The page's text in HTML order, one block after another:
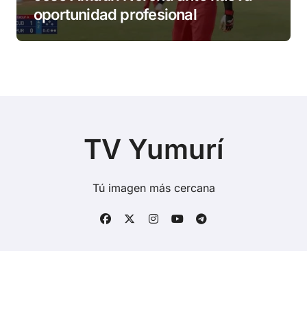
oportunidad profesional
TV Yumurí
Tú imagen más cercana